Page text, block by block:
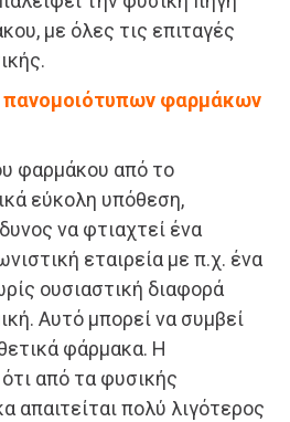
με όλες τις επιταγές
φαρμάκων
φαρμάκου από το
εύκολη υπόθεση,
να φτιαχτεί ένα
εταιρεία με π.χ. ένα
ουσιαστική διαφορά
Αυτό μπορεί να συμβεί
φάρμακα. Η
από τα φυσικής
απαιτείται πολύ λιγότερος